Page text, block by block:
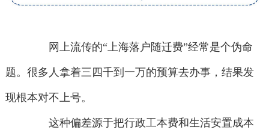
网上流传的“上海落户随迁费”经常是个伪命
题。很多人拿着三四千到一万的预算去办事，结果发
现根本对不上号。
这种偏差源于把行政工本费和生活安置成本